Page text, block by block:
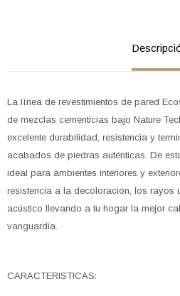
La línea de revestimientos de pared
de mezclas cementicias bajo Nature
excelente durabilidad, resistencia y
acabados de piedras auténticas. De
ideal para ambientes interiores y
resistencia a la decoloración, los rayos
acústico llevando a tu hogar la mejor
vanguardia.
CARACTERISTICAS: